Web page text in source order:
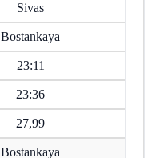
Sivas
Bostankaya
23:11
23:36
27,99
Bostankaya